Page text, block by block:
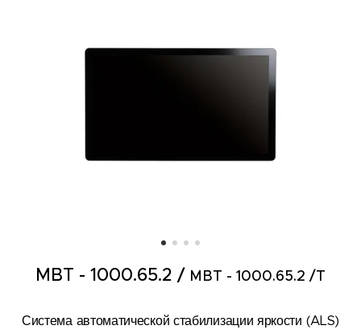
MBT - 1000.65.2 / MBT - 1000.65.2 /T
Система автоматической стабилизации яркости (ALS)